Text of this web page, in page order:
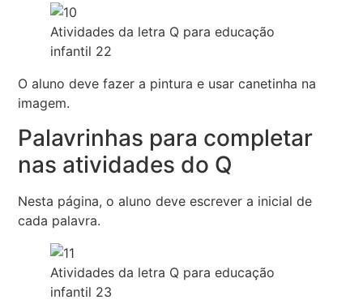
Atividades da letra Q para educação
infantil 22
O aluno deve fazer a pintura e usar canetinha na
imagem.
Palavrinhas para completar
nas atividades do Q
Nesta página, o aluno deve escrever a inicial de
cada palavra.
Atividades da letra Q para educação
infantil 23